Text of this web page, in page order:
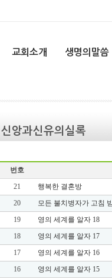
교회소개 생명의말씀
신앙과신유의실록
번호
21
행복한 결혼방
20
모든 불치병자가 고침
19
영의 세계를 알자 18
18
영의 세계를 알자 17
17
영의 세계를 알자 16
16
영의 세계를 알자 15